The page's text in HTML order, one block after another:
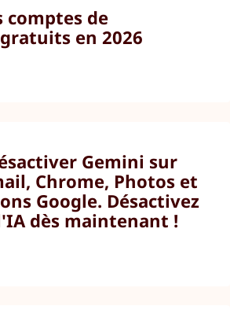
comptes de
en 2026
Gemini sur
Chrome, Photos et
Google. Désactivez
dès maintenant !